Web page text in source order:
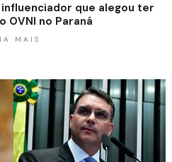
que alegou ter
OVNI no Paraná
MAIS